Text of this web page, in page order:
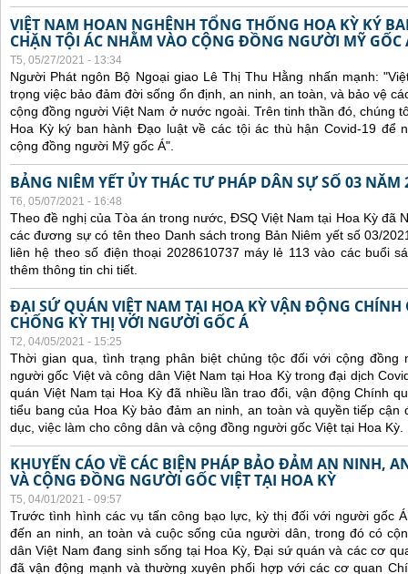
VIỆT NAM HOAN NGHÊNH TỔNG THỐNG HOA KỲ KÝ
CHẶN TỘI ÁC NHẰM VÀO CỘNG ĐỒNG NGƯỜI MỸ GỐC
T5, 05/27/2021 - 13:34
Người Phát ngôn Bộ Ngoại giao Lê Thị Thu Hằng nhấn mạnh:
trọng việc bảo đảm đời sống ổn định, an ninh, an toàn, và bảo vệ
cộng đồng người Việt Nam ở nước ngoài. Trên tinh thần đó, chúng
Hoa Kỳ ký ban hành Đạo luật về các tội ác thù hận Covid-19 để
cộng đồng người Mỹ gốc Á".
BẢNG NIÊM YẾT ỦY THÁC TƯ PHÁP DÂN SỰ SỐ 03 NĂM
T6, 05/07/2021 - 16:48
Theo đề nghị của Tòa án trong nước, ĐSQ Việt Nam tại Hoa Kỳ đã
các đương sự có tên theo Danh sách trong Bản Niêm yết số 03/
liên hệ theo số điện thoại 2028610737 máy lẻ 113 vào các buổi
thêm thông tin chi tiết.
ĐẠI SỨ QUÁN VIỆT NAM TẠI HOA KỲ VẬN ĐỘNG CHÍNH
CHỐNG KỲ THỊ VỚI NGƯỜI GỐC Á
T2, 04/05/2021 - 15:25
Thời gian qua, tình trạng phân biệt chủng tộc đối với cộng đồng
người gốc Việt và công dân Việt Nam tại Hoa Kỳ trong đại dịch
quán Việt Nam tại Hoa Kỳ đã nhiều lần trao đổi, vận động Chính
tiểu bang của Hoa Kỳ bảo đảm an ninh, an toàn và quyền tiếp cận
dục, việc làm cho công dân và cộng đồng người gốc Việt tại Hoa Kỳ.
KHUYẾN CÁO VỀ CÁC BIỆN PHÁP BẢO ĐẢM AN NINH,
VÀ CỘNG ĐỒNG NGƯỜI GỐC VIỆT TẠI HOA KỲ
T5, 04/01/2021 - 09:57
Trước tình hình các vụ tấn công bạo lực, kỳ thị đối với người gốc
đến an ninh, an toàn và cuộc sống của người dân, trong đó có
dân Việt Nam đang sinh sống tại Hoa Kỳ,Đại sứ quán và các cơ
đãvận động mạnh và thường xuyên phối hợpvới cáccơ quan